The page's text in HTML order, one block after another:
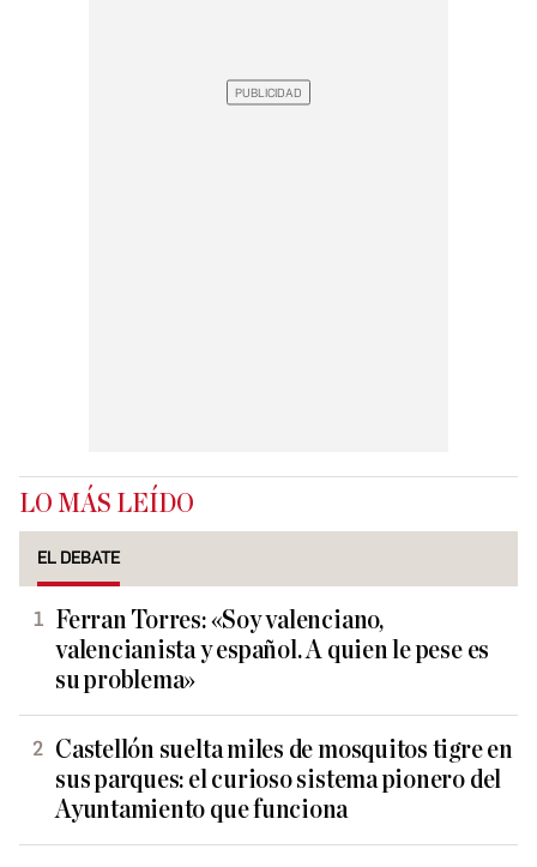
LO MÁS LEÍDO
EL DEBATE
Ferran Torres: «Soy valenciano,
valencianista y español. A quien le pese es
su problema»
Castellón suelta miles de mosquitos tigre en
sus parques: el curioso sistema pionero del
Ayuntamiento que funciona